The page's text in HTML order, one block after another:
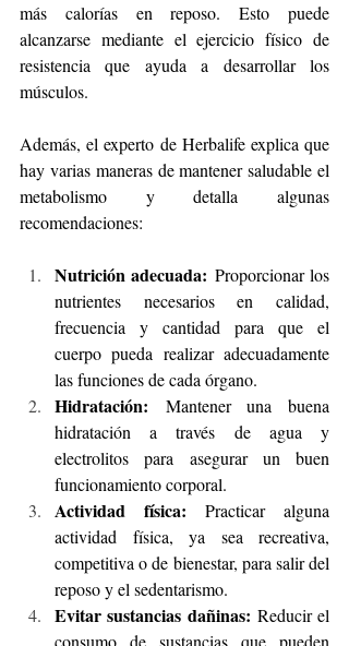
más calorías en reposo. Esto puede
alcanzarse mediante el ejercicio físico de
resistencia que ayuda a desarrollar los
músculos.
Además, el experto de Herbalife explica que
hay varias maneras de mantener saludable el
metabolismo y detalla algunas
recomendaciones:
Nutrición adecuada: Proporcionar los
nutrientes necesarios en calidad,
frecuencia y cantidad para que el
cuerpo pueda realizar adecuadamente
las funciones de cada órgano.
Hidratación: Mantener una buena
hidratación a través de agua y
electrolitos para asegurar un buen
funcionamiento corporal.
Actividad física: Practicar alguna
actividad física, ya sea recreativa,
competitiva o de bienestar, para salir del
reposo y el sedentarismo.
Evitar sustancias dañinas: Reducir el
consumo de sustancias que pueden